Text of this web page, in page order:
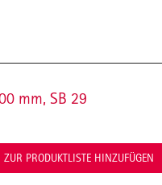
mm, SB 29
ZUR PRODUKTLISTE HINZUFÜGEN